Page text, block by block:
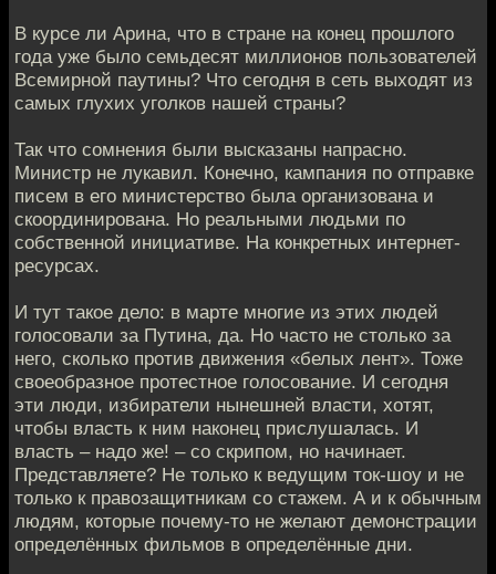
В курсе ли Арина, что в стране на конец прошлого
года уже было семьдесят миллионов пользователей
Всемирной паутины? Что сегодня в сеть выходят из
самых глухих уголков нашей страны?
Так что сомнения были высказаны напрасно.
Министр не лукавил. Конечно, кампания по отправке
писем в его министерство была организована и
скоординирована. Но реальными людьми по
собственной инициативе. На конкретных интернет-
ресурсах.
И тут такое дело: в марте многие из этих людей
голосовали за Путина, да. Но часто не столько за
него, сколько против движения «белых лент». Тоже
своеобразное протестное голосование. И сегодня
эти люди, избиратели нынешней власти, хотят,
чтобы власть к ним наконец прислушалась. И
власть – надо же! – со скрипом, но начинает.
Представляете? Не только к ведущим ток-шоу и не
только к правозащитникам со стажем. А и к обычным
людям, которые почему-то не желают демонстрации
определённых фильмов в определённые дни.